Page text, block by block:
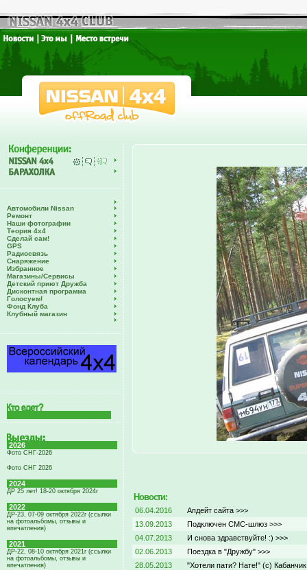
Автомобили Nissan
Ремонт
Наши фотографии
Теория 4х4
Сделай сам!
GPS
Радиосвязь
Снаряжение
Избранное
Магазины/Сервисы
Детский приют Дружба
Дисконтная программа
Голосуем!
Фонд Клуба
Клубный магазин
2026
Фото СНГ-2026
Фото СНГ 2026
2024
ДР 25 лет! 18-20 октября 2024г
2022
ДР-23, 07-09 октября 2022г (ссылки
на фотоальбомы, отзывы и
впечатления)
2021
ДР-22, 08-10 октября 2021г (ссылки
на фотоальбомы, отзывы и
впечатления)
Новости:
06.04.2016
Апдейт сайта >>>
13.09.2013
Подключен СМС-шлюз >>>
04.07.2013
И снова здравствуйте! :) >>>
02.06.2013
Поездка в "Дружбу" >>>
28.05.2013
"Хотели пати? Нате!" (с)